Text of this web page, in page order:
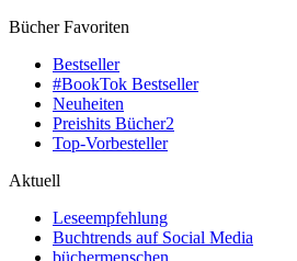
Bücher Favoriten
Bestseller
#BookTok Bestseller
Neuheiten
Preishits Bücher2
Top-Vorbesteller
Aktuell
Leseempfehlung
Buchtrends auf Social Media
büchermenschen